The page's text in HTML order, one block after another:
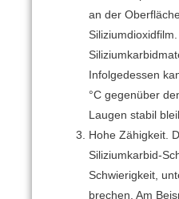
an der
Siliziumdioxidfilm.
Infolgedessen
°C gegenüber
Laugen stabil
Hohe Zähigkeit.
Siliziumkarbid-
Schwierigkeit,
brechen.Am